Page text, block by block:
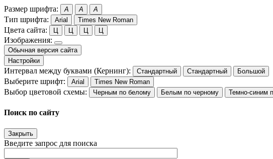
Размер шрифта: A A A
Тип шрифта: Arial Times New Roman
Цвета сайта: Ц Ц Ц Ц
Изображения:
Обычная версия сайта
Настройки
Интервал между буквами (Кернинг): Стандартный Стандартный Большой
Выберите шрифт: Arial Times New Roman
Выбор цветовой схемы: Черным по белому Белым по черному Темно-синим
Поиск по сайту
Закрыть
Введите запрос для поиска